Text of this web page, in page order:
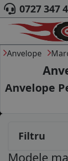
0727 347
Anvelope
Anvelope
Filtru
Modele